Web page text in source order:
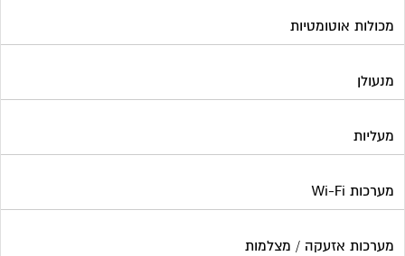
מכולות אוטומטיות
מנעולן
מעליות
מערכות Wi-Fi
מערכות אזעקה / מצלמות